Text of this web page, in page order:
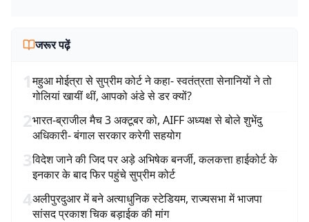
जरूर पढ़ें
1महुआ मोईत्रा से सुप्रीम कोर्ट ने कहा- स्वतंत्रता सेनानियों ने तो
गोलियां खायीं थीं, आपको अंडे से डर क्यों?
2भारत-ब्राजील मैच 3 अक्टूबर को, AIFF अध्यक्ष से बोले शुभेंदु
अधिकारी- बंगाल सरकार करेगी सहयोग
3विदेश जाने की जिद पर अड़े अभिषेक बनर्जी, कलकत्ता हाईकोर्ट के
इनकार के बाद फिर पहुंचे सुप्रीम कोर्ट
4अलीपुरदुआर में बने अत्याधुनिक स्टेडियम, राज्यसभा में भाजपा
सांसद प्रकाश चिक बड़ाईक की मांग